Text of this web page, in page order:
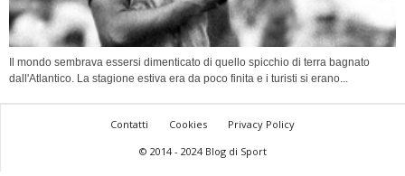
Il mondo sembrava essersi dimenticato di quello spicchio di terra bagnato
dall'Atlantico. La stagione estiva era da poco finita e i turisti si erano...
Contatti Cookies
Privacy Policy
© 2014 - 2024 Blog di Sport